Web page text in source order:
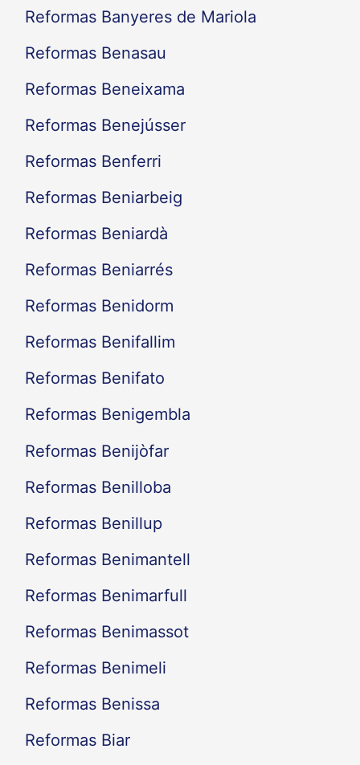
Reformas Banyeres de Mariola
Reformas Benasau
Reformas Beneixama
Reformas Benejússer
Reformas Benferri
Reformas Beniarbeig
Reformas Beniardà
Reformas Beniarrés
Reformas Benidorm
Reformas Benifallim
Reformas Benifato
Reformas Benigembla
Reformas Benijòfar
Reformas Benilloba
Reformas Benillup
Reformas Benimantell
Reformas Benimarfull
Reformas Benimassot
Reformas Benimeli
Reformas Benissa
Reformas Biar